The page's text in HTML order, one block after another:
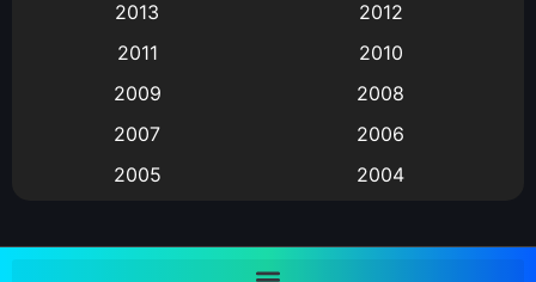
(9)
Big tits (นมใหญ่)
Bitch (ผู้หญิงร่าน)
2013
2012
2011
2010
2009
2008
2007
2006
2005
2004